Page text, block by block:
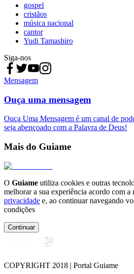
gospel
cristãos
música nacional
cantor
Yudi Tamashiro
Siga-nos
Mensagem
Ouça uma mensagem
Ouça Uma Mensagem é um canal de
seja abençoado com a Palavra de Deus!
Mais do Guiame
O Guiame utiliza cookies e outras
melhorar a sua experiência acordo com a
privacidade e, ao continuar navegando
condições
Continuar
COPYRIGHT 2018 | Portal Guiame